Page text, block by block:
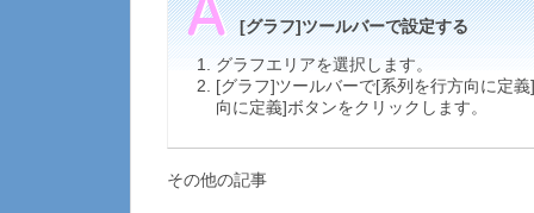
[グラフ]ツールバーで設定する
グラフエリアを選択します。
[グラフ]ツールバーで[系列を行方向に定
向に定義]ボタンをクリックします。
その他の記事